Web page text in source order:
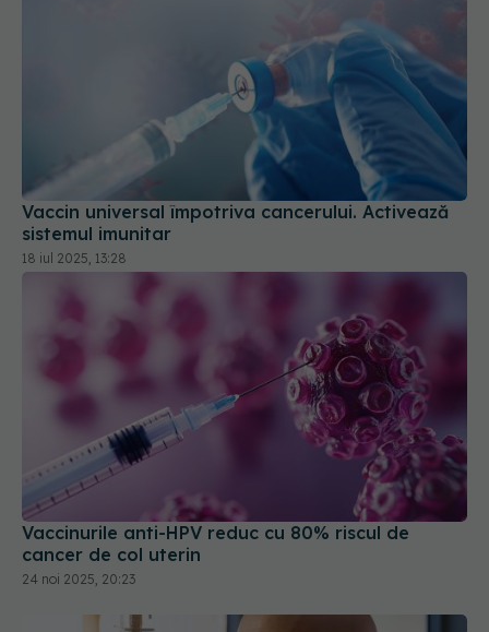
Vaccin universal împotriva cancerului. Activează
sistemul imunitar
18 iul 2025, 13:28
Vaccinurile anti-HPV reduc cu 80% riscul de
cancer de col uterin
24 noi 2025, 20:23